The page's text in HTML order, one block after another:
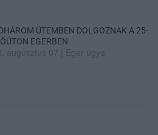
ÜTEMBEN DOLGOZNAK A 25-
EGERBEN
augusztus 07 Eger ügye